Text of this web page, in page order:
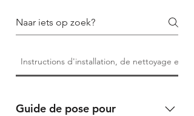
Instructions d'installation, de nettoyage et
Guide de pose pour